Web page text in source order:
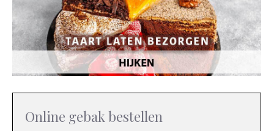
Online gebak bestellen